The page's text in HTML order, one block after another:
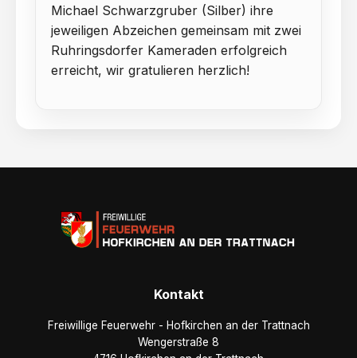
Michael Schwarzgruber (Silber) ihre
jeweiligen Abzeichen gemeinsam mit zwei
Ruhringsdorfer Kameraden erfolgreich
erreicht, wir gratulieren herzlich!
Kontakt
Freiwillige Feuerwehr - Hofkirchen an der Trattnach
Wengerstraße 8